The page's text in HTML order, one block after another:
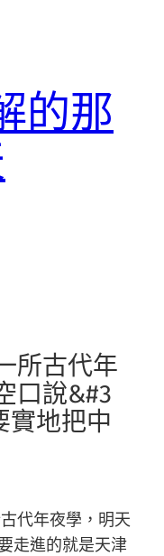
的那
所古代年
口說&#3
實地把中
代年夜學，明天
走進的就是天津